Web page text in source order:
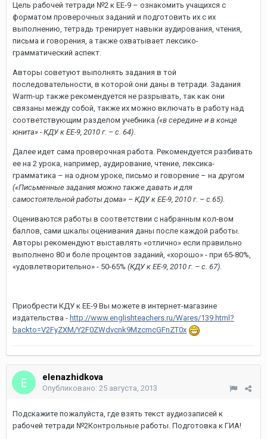
Цель рабочей тетради №2 к ЕЕ-9 – ознакомить учащихся с
форматом проверочных заданий и подготовить их с их
выполнению, тетрадь тренирует навыки аудирования, чтения,
письма и говорения, а также охватывает лексико-
грамматический аспект.
Авторы советуют выполнять задания в той
последовательности, в которой они даны в тетради. Задания
Warm-up также рекомендуется не разрывать, так как они
связаны между собой, также их можно включать в работу над
соответствующим разделом учебника («в середине и в конце
юнита» - КДУ к ЕЕ-9, 2010 г. – с. 64).
Далее идет сама проверочная работа. Рекомендуется разбивать
ее на 2 урока, например, аудирование, чтение, лексика-
грамматика – на одном уроке, письмо и говорение – на другом
(«Письменные задания можно также давать и для
самостоятельной работы дома» – КДУ к ЕЕ-9, 2010 г. – с.65).
Оцениваются работы в соответствии с набранным кол-вом
баллов, сами шкалы оценивания даны после каждой работы.
Авторы рекомендуют выставлять «отлично» если правильно
выполнено 80 и боле процентов заданий, «хорошо» - при 65-80%,
«удовлетворительно» - 50-65% (КДУ к ЕЕ-9, 2010 г. – с. 67).
Приобрести КДУ к ЕЕ-9 Вы можете в интернет-магазине
издательства - http://www.englishteachers.ru/Wares/139.html?
backto=V2FyZXM/Y2F0ZWdvcnk9MzcmcGFnZT0x
elenazhidkova
Опубликовано: 25 августа, 2013
Подскажите пожалуйста, где взять текст аудиозаписей к
рабочей тетради №2Контрольные работы. Подготовка к ГИА!